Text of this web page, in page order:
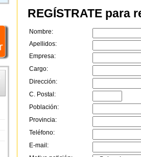
REGÍSTRATE para
Nombre:
Apellidos:
Empresa:
Cargo:
Dirección:
C. Postal:
Población:
Provincia:
Teléfono:
E-mail: